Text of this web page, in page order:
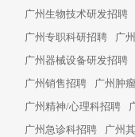
广州生物技术研发招聘
广州专职科研招聘
广
广州器械设备研发招聘
广州销售招聘
广州肿
广州精神/心理科招聘
广州急诊科招聘
广州